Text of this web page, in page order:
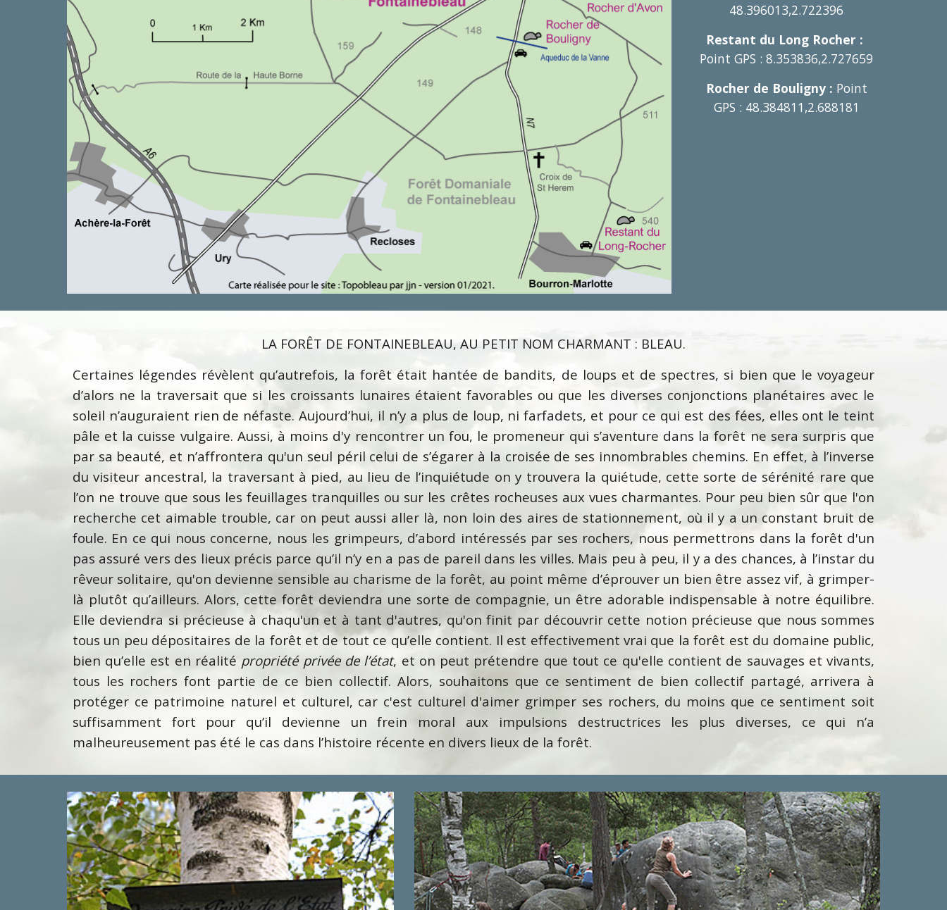
48.396013,2.722396
Restant du Long Rocher :
Point GPS : 8.353836,2.727659
Rocher de Bouligny : Point
GPS : 48.384811,2.688181
LA FORÊT DE FONTAINEBLEAU, AU PETIT NOM CHARMANT : BLEAU.
Certaines légendes révèlent qu’autrefois, la forêt était hantée de bandits, de loups et de spectres, si bien que le voyageur
d’alors ne la traversait que si les croissants lunaires étaient favorables ou que les diverses conjonctions planétaires avec le
soleil n’auguraient rien de néfaste. Aujourd’hui, il n’y a plus de loup, ni farfadets, et pour ce qui est des fées, elles ont le teint
pâle et la cuisse vulgaire. Aussi, à moins d'y rencontrer un fou, le promeneur qui s’aventure dans la forêt ne sera surpris que
par sa beauté, et n’affrontera qu'un seul péril celui de s’égarer à la croisée de ses innombrables chemins. En effet, à l’inverse
du visiteur ancestral, la traversant à pied, au lieu de l’inquiétude on y trouvera la quiétude, cette sorte de sérénité rare que
l’on ne trouve que sous les feuillages tranquilles ou sur les crêtes rocheuses aux vues charmantes. Pour peu bien sûr que l'on
recherche cet aimable trouble, car on peut aussi aller là, non loin des aires de stationnement, où il y a un constant bruit de
foule. En ce qui nous concerne, nous les grimpeurs, d’abord intéressés par ses rochers, nous permettrons dans la forêt d'un
pas assuré vers des lieux précis parce qu’il n’y en a pas de pareil dans les villes. Mais peu à peu, il y a des chances, à l’instar du
rêveur solitaire, qu'on devienne sensible au charisme de la forêt, au point même d’éprouver un bien être assez vif, à grimper-
là plutôt qu’ailleurs. Alors, cette forêt deviendra une sorte de compagnie, un être adorable indispensable à notre équilibre.
Elle deviendra si précieuse à chaqu'un et à tant d'autres, qu'on finit par découvrir cette notion précieuse que nous sommes
tous un peu dépositaires de la forêt et de tout ce qu’elle contient. Il est effectivement vrai que la forêt est du domaine public,
bien qu’elle est en réalité propriété privée de l’état, et on peut prétendre que tout ce qu'elle contient de sauvages et vivants,
tous les rochers font partie de ce bien collectif. Alors, souhaitons que ce sentiment de bien collectif partagé, arrivera à
protéger ce patrimoine naturel et culturel, car c'est culturel d'aimer grimper ses rochers, du moins que ce sentiment soit
suffisamment fort pour qu’il devienne un frein moral aux impulsions destructrices les plus diverses, ce qui n’a
malheureusement pas été le cas dans l’histoire récente en divers lieux de la forêt.